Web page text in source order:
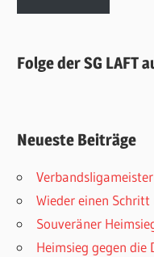
Folge der SG LAFT
Neueste Beiträge
Wieder einen
Souveräner
Heimsieg gegen die